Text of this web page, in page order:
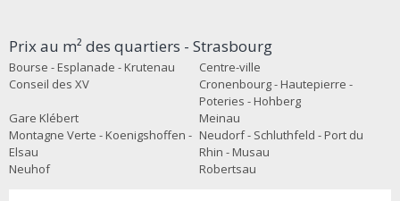
Prix au m² des quartiers - Strasbourg
Bourse - Esplanade - Krutenau
Centre-ville
Conseil des XV
Cronenbourg - Hautepierre -
Poteries - Hohberg
Gare Klébert
Meinau
Montagne Verte - Koenigshoffen -
Elsau
Neudorf - Schluthfeld - Port du
Rhin - Musau
Neuhof
Robertsau